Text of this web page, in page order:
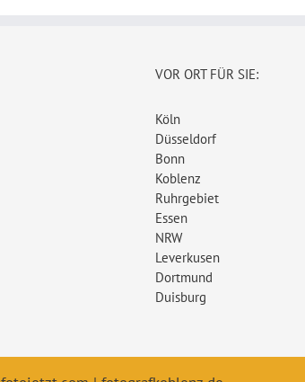
VOR ORT FÜR SIE:
Köln
Düsseldorf
Bonn
Koblenz
Ruhrgebiet
Essen
NRW
Leverkusen
Dortmund
Duisburg